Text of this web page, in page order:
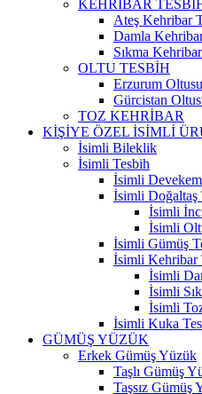
KEHRİBAR
Ateş Kehribar
Damla
Sıkma
OLTU TESBİH
Erzurum Oltusu
Gürcistan
TOZ KEHRİBAR
KİŞİYE ÖZEL İSİMLİ
İsimli Bileklik
İsimli Tesbih
İsimli
İsimli Doğaltaş
İsimli
İsimli
İsimli Gümüş
İsimli Kehribar
İsimli
İsimli
İsimli
İsimli Kuka
GÜMÜŞ YÜZÜK
Erkek Gümüş Yüzük
Taşlı Gümüş
Taşsız Gümüş